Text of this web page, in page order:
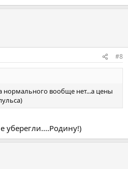
#8
нормального вообще нет...а цены
уберегли....Родину!)